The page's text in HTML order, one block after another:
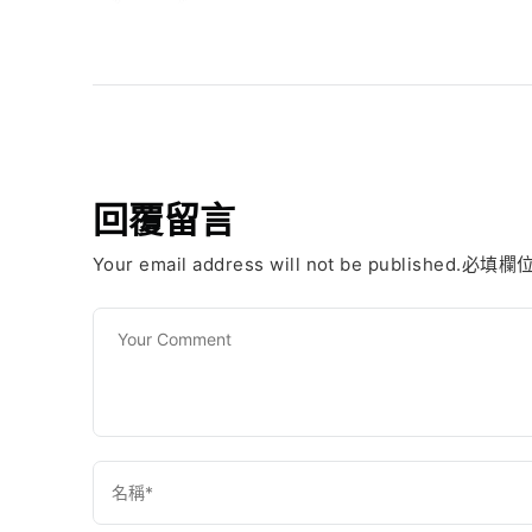
回覆留言
Your email address will not be published.必填欄